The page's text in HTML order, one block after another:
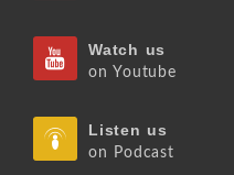
Watch us
on Youtube
Listen us
on Podcast